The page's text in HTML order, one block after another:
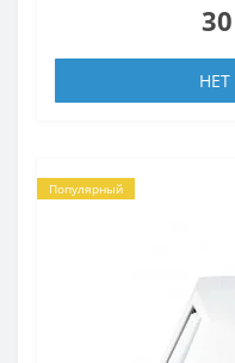
Популярный